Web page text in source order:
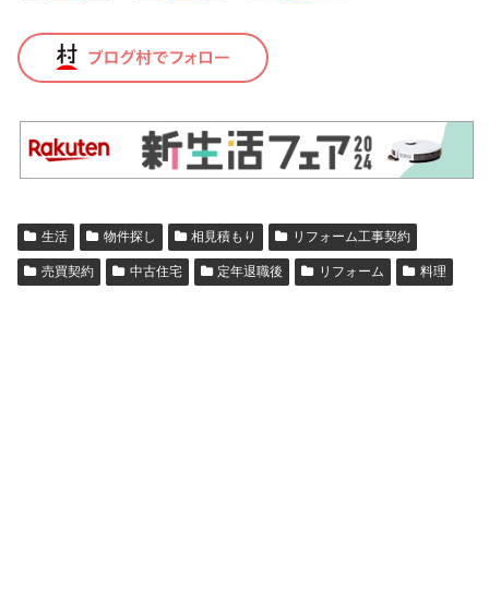
生活 物件探し 相見積もり リフォーム工事契約
売買契約 中古住宅 定年退職後 リフォーム 料理